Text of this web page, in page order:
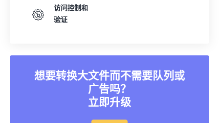
访问控制和
验证
想要转换大文件而不需要队列或
广告吗？
立即升级